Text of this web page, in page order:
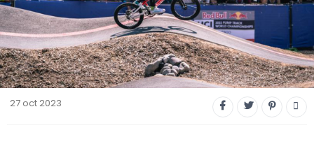
Trial
XC Rando - VTTAE
XCO
Constructeurs-Shapers
27 oct 2023